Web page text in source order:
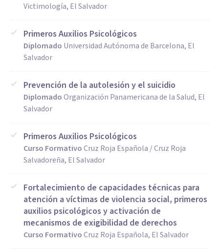
Victimología, El Salvador
Primeros Auxilios Psicológicos
Diplomado Universidad Autónoma de Barcelona, El
Salvador
Prevención de la autolesión y el suicidio
DiplomadoOrganización Panamericana de la Salud, El
Salvador
Primeros Auxilios Psicológicos
Curso FormativoCruz Roja Española / Cruz Roja
Salvadoreña, El Salvador
Fortalecimiento de capacidades técnicas para
atención a víctimas de violencia social, primeros
auxilios psicológicos y activación de
mecanismos de exigibilidad de derechos
Curso FormativoCruz Roja Española, El Salvador